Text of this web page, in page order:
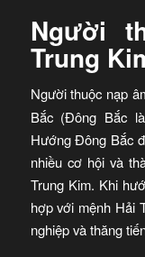
Người
Trung
Người thuộc nạp
Bắc (Đông Bắc
Hướng Đông Bắc
nhiều cơ hội và
Trung Kim. Khi
hợp với mệnh Hải
nghiệp và thăng